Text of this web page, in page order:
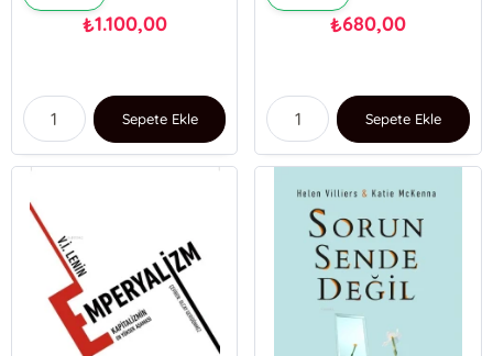
₺1.100,00
Sepete Ekle
₺680,00
Sepete Ekle